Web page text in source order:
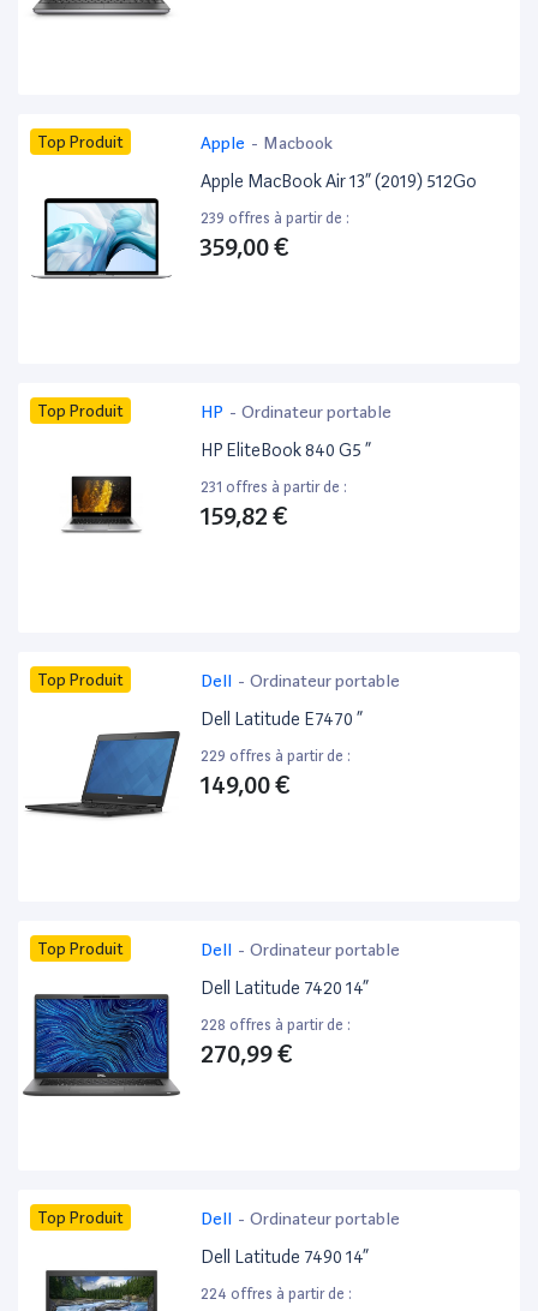
Top Produit Apple - Macbook
Apple MacBook Air 13” (2019) 512Go
239 offres à partir de :
359,00 €
Top Produit HP - Ordinateur portable
HP EliteBook 840 G5 ”
231 offres à partir de :
159,82 €
Top Produit Dell - Ordinateur portable
Dell Latitude E7470 ”
229 offres à partir de :
149,00 €
Top Produit Dell - Ordinateur portable
Dell Latitude 7420 14”
228 offres à partir de :
270,99 €
Top Produit Dell - Ordinateur portable
Dell Latitude 7490 14”
224 offres à partir de :